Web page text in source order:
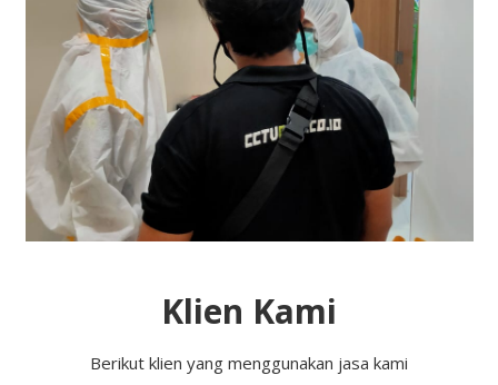
Klien Kami
Berikut klien yang menggunakan jasa kami